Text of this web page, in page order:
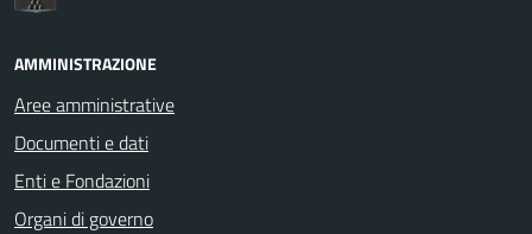
AMMINISTRAZIONE
Aree amministrative
Documenti e dati
Enti e Fondazioni
Organi di governo